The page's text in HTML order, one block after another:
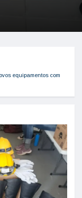
equipamentos com